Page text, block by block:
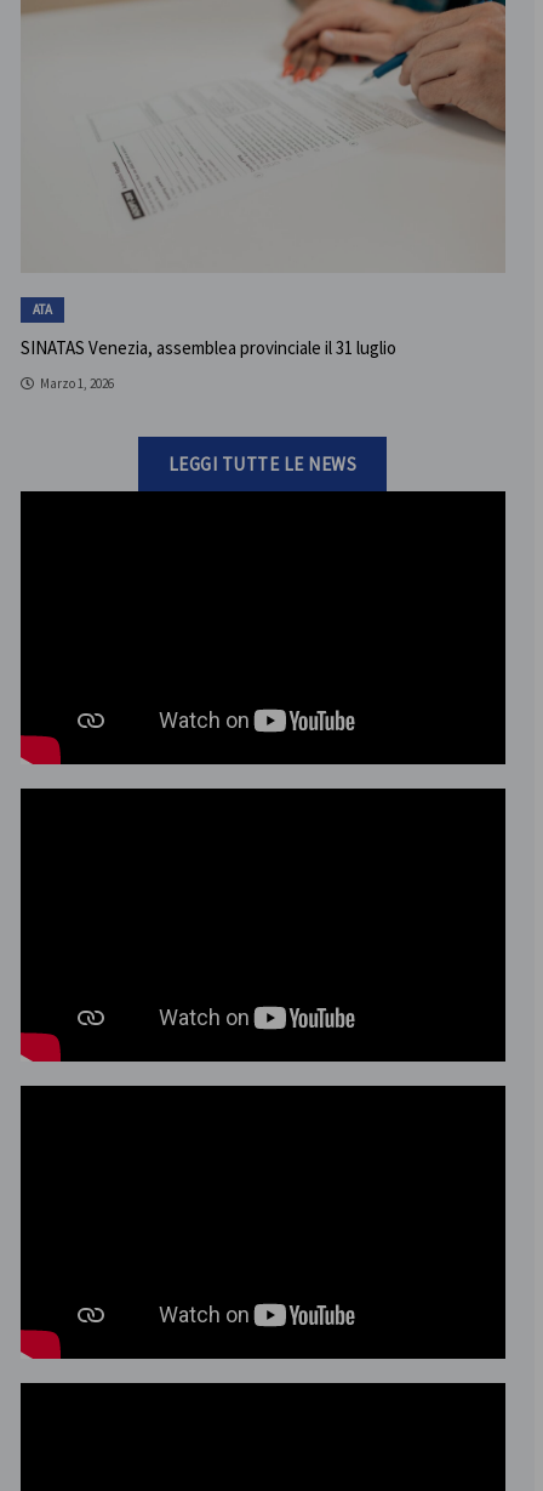
ATA
SINATAS Venezia, assemblea provinciale il 31 luglio
Marzo 1, 2026
LEGGI TUTTE LE NEWS